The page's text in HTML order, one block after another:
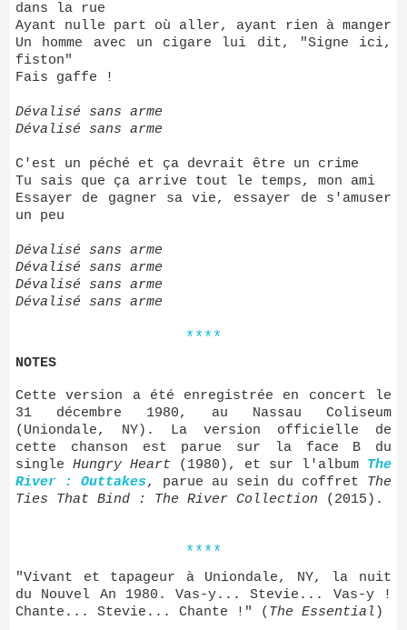
dans la rue
Ayant nulle part où aller, ayant rien à manger
Un homme avec un cigare lui dit, "Signe ici,
fiston"
Fais gaffe !
Dévalisé sans arme
Dévalisé sans arme
C'est un péché et ça devrait être un crime
Tu sais que ça arrive tout le temps, mon ami
Essayer de gagner sa vie, essayer de s'amuser
un peu
Dévalisé sans arme
Dévalisé sans arme
Dévalisé sans arme
Dévalisé sans arme
****
NOTES
Cette version a été enregistrée en concert le
31 décembre 1980, au Nassau Coliseum
(Uniondale, NY). La version officielle de
cette chanson est parue sur la face B du
single Hungry Heart (1980), et sur l'album The
River : Outtakes, parue au sein du coffret The
Ties That Bind : The River Collection (2015).
****
"Vivant et tapageur à Uniondale, NY, la nuit
du Nouvel An 1980. Vas-y... Stevie... Vas-y !
Chante... Stevie... Chante !" ( The Essential )